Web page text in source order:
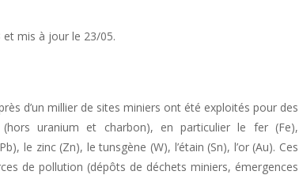
mis à jour le 23/05.
d’un millier de sites miniers ont été exploités pour des
(hors uranium et charbon), en particulier le fer (Fe),
le zinc (Zn), le tunsgène (W), l’étain (Sn), l’or (Au). Ces
de pollution (dépôts de déchets miniers, émergences